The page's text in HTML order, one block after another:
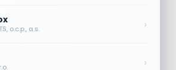
o.c.p., a.s. ›
›
akcie rostou